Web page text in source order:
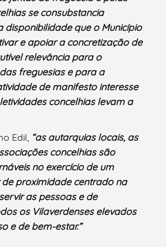
se consubstancia
disponibilidade que o Município
e apoiar a concretização de
relevância para o
freguesias e para a
de manifesto interesse
concelhias levam a
Edil, “as autarquias locais, as
concelhias são
no exercício de um
proximidade centrado na
as pessoas e de
os Vilaverdenses elevados
e de bem-estar.”